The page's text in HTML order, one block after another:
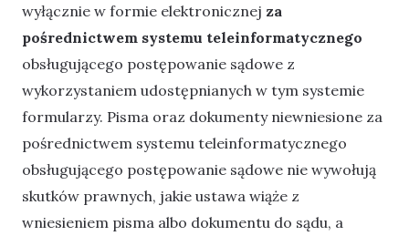
wyłącznie w formie elektronicznej za
pośrednictwem systemu teleinformatycznego
obsługującego postępowanie sądowe z
wykorzystaniem udostępnianych w tym systemie
formularzy. Pisma oraz dokumenty niewniesione za
pośrednictwem systemu teleinformatycznego
obsługującego postępowanie sądowe nie wywołują
skutków prawnych, jakie ustawa wiąże z
wniesieniem pisma albo dokumentu do sądu, a